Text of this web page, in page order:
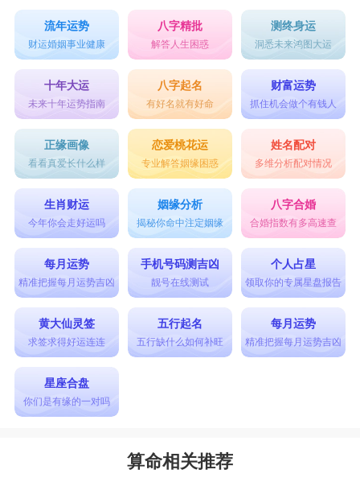
流年运势
财运婚姻事业健康
八字精批
解答人生困惑
测终身运
洞悉未来鸿图大运
十年大运
未来十年运势指南
八字起名
有好名就有好命
财富运势
抓住机会做个有钱人
正缘画像
看看真爱长什么样
恋爱桃花运
专业解答姻缘困惑
姓名配对
多维分析配对情况
生肖财运
今年你会走好运吗
姻缘分析
揭秘你命中注定姻缘
八字合婚
合婚指数有多高速查
每月运势
精准把握每月运势吉凶
手机号码测吉凶
靓号在线测试
个人占星
领取你的专属星盘报告
黄大仙灵签
求签求得好运连连
五行起名
五行缺什么如何补旺
每月运势
精准把握每月运势吉凶
星座合盘
你们是有缘的一对吗
算命相关推荐